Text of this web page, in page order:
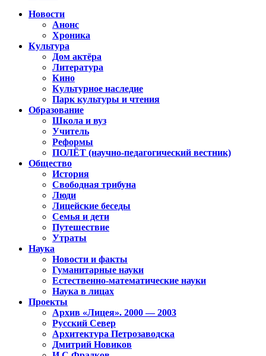
Новости
Анонс
Хроника
Культура
Дом актёра
Литература
Кино
Культурное наследие
Парк культуры и чтения
Образование
Школа и вуз
Учитель
Реформы
ПОЛЁТ (научно-педагогический вестник)
Общество
История
Свободная трибуна
Люди
Лицейские беседы
Семья и дети
Путешествие
Утраты
Наука
Новости и факты
Гуманитарные науки
Естественно-математические науки
Наука в лицах
Проекты
Архив «Лицея». 2000 — 2003
Русский Север
Архитектура Петрозаводска
Дмитрий Новиков